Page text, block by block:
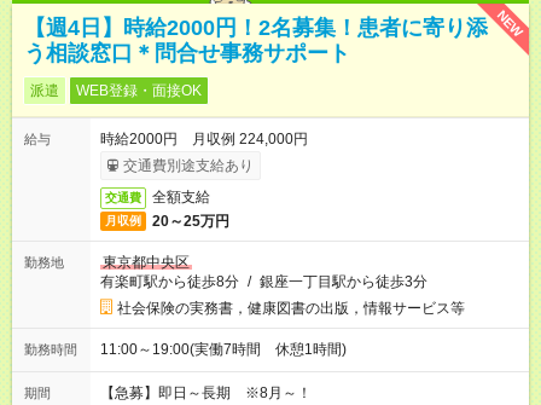
NEW
【週4日】時給2000円！2名募集！患者に寄り添
う相談窓口＊問合せ事務サポート
派遣 WEB登録・面接OK
給与
時給2000円 月収例 224,000円
交通費別途支給あり
交通費 全額支給
月収例 20～25万円
勤務地
東京都中央区
有楽町駅から徒歩8分 / 銀座一丁目駅から徒歩3分
社会保険の実務書，健康図書の出版，情報サービス等
勤務時間 11:00～19:00(実働7時間 休憩1時間)
期間 【急募】即日～長期 ※8月～！